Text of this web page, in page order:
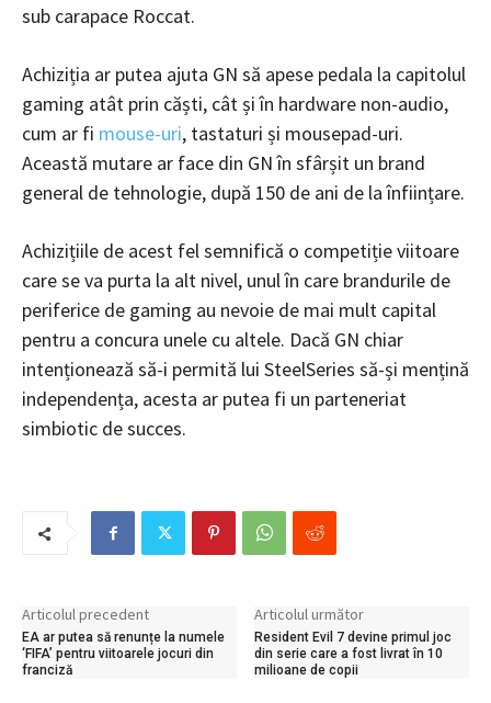
sub carapace Roccat.
Achiziția ar putea ajuta GN să apese pedala la capitolul
gaming atât prin căști, cât și în hardware non-audio,
cum ar fi mouse-uri, tastaturi și mousepad-uri.
Această mutare ar face din GN în sfârșit un brand
general de tehnologie, după 150 de ani de la înființare.
Achizițiile de acest fel semnifică o competiție viitoare
care se va purta la alt nivel, unul în care brandurile de
periferice de gaming au nevoie de mai mult capital
pentru a concura unele cu altele. Dacă GN chiar
intenționează să-i permită lui SteelSeries să-și mențină
independența, acesta ar putea fi un parteneriat
simbiotic de succes.
Articolul precedent
EA ar putea să renunțe la numele
‘FIFA’ pentru viitoarele jocuri din
franciză
Articolul următor
Resident Evil 7 devine primul joc
din serie care a fost livrat în 10
milioane de copii